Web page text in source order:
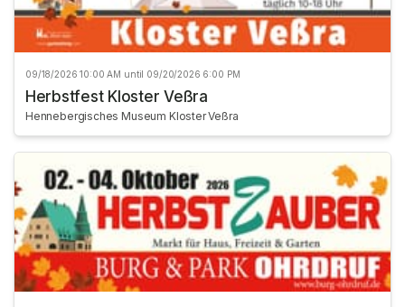
09/18/2026 10:00 AM until 09/20/2026 6:00 PM
Herbstfest Kloster Veßra
Hennebergisches Museum Kloster Veßra